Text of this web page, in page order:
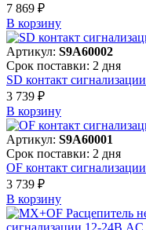
7 869 ₽
В корзинy
Артикул: S9A60002
Срок поставки: 2 дня
SD контакт
3 739 ₽
В корзинy
Артикул: S9A60001
Срок поставки: 2 дня
OF контакт
3 739 ₽
В корзинy